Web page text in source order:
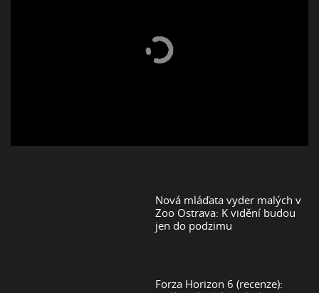
Nová mláďata vyder malých v
Zoo Ostrava: K vidění budou
jen do podzimu
Forza Horizon 6 (recenze):